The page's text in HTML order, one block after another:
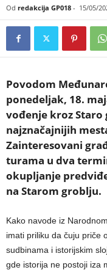
Od redakcija GP018 - 15/05/
Povodom
ponedeljak, 18.
vođenje kroz Staro
najznačajnijih
Zainteresovani
turama u dva
okupljanje
na Starom groblju.
Kako navode iz
imati priliku da čuju priče
sudbinama i istorijskim
gde istorija ne postoji iza